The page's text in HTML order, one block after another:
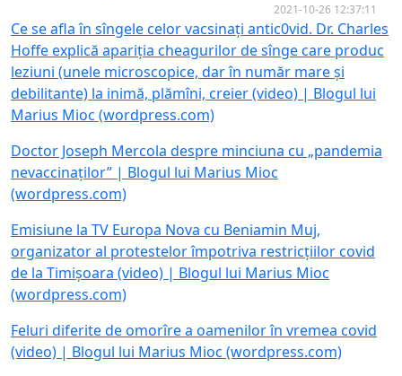
2021-10-26 12:37:11
Ce se afla în sîngele celor vacsinați antic0vid. Dr. Charles
Hoffe explică apariția cheagurilor de sînge care produc
leziuni (unele microscopice, dar în număr mare și
debilitante) la inimă, plămîni, creier (video) | Blogul lui
Marius Mioc (wordpress.com)
Doctor Joseph Mercola despre minciuna cu „pandemia
nevaccinaților” | Blogul lui Marius Mioc
(wordpress.com)
Emisiune la TV Europa Nova cu Beniamin Muj,
organizator al protestelor împotriva restricțiilor covid
de la Timișoara (video) | Blogul lui Marius Mioc
(wordpress.com)
Feluri diferite de omorîre a oamenilor în vremea covid
(video) | Blogul lui Marius Mioc (wordpress.com)